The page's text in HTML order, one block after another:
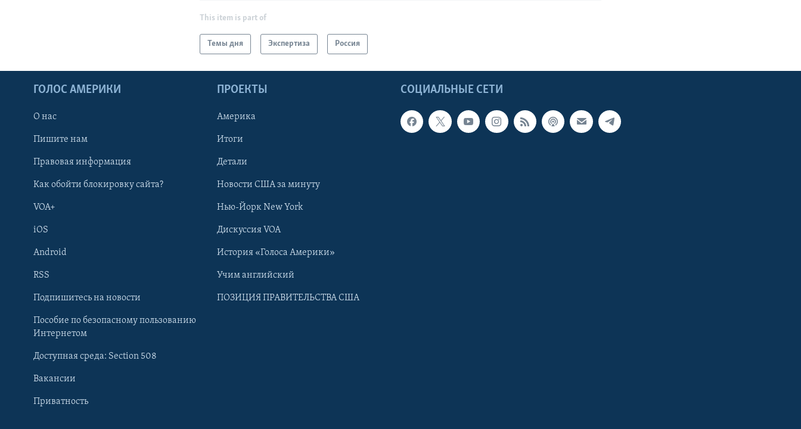
Learning English
Языки
This item is part of
Темы дня Экспертиза Россия
СОЦИАЛЬНЫЕ СЕТИ
ГОЛОС АМЕРИКИ
О нас
Пишите нам
Правовая информация
Как обойти блокировку сайта?
VOA+
iOS
Android
RSS
Подпишитесь на новости
Пособие по безопасному пользованию
Интернетом
Доступная среда: Section 508
Вакансии
Приватность
ПРОЕКТЫ
Америка
Итоги
Детали
Новости США за минуту
Нью-Йорк New York
Дискуссия VOA
История «Голоса Америки»
Учим английский
ПОЗИЦИЯ ПРАВИТЕЛЬСТВА США